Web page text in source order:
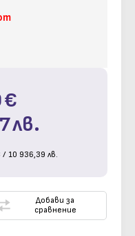
€
лв.
/ 10 936,39 лв.
Добави за
сравнение